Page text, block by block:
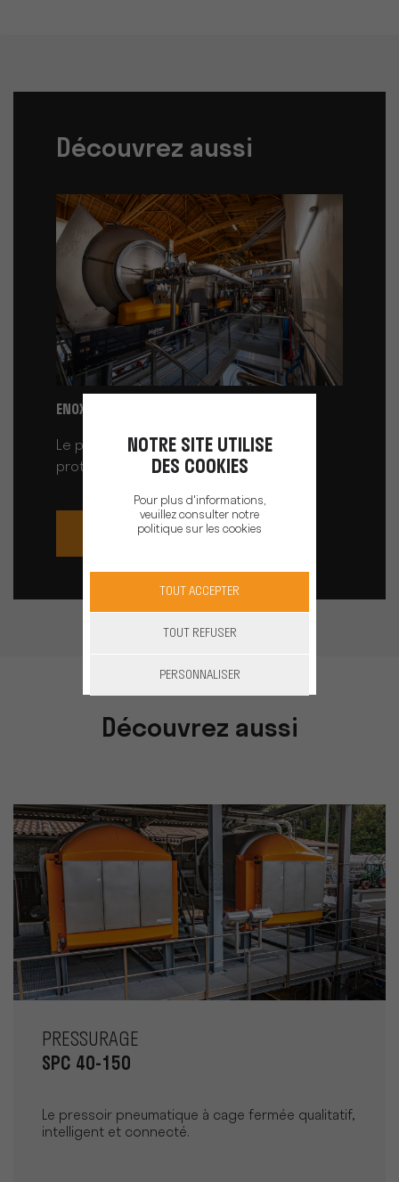
Découvrez aussi
ENOXY+
Le pressoir œnologique pour une
protection optimale des moûts
EN SAVOIR PLUS
Découvrez aussi
PRESSURAGE
SPC 40-150
Le pressoir pneumatique à cage fermée qualitatif,
intelligent et connecté.
NOTRE SITE UTILISE
DES COOKIES
Pour plus d'informations,
veuillez consulter notre
politique sur les cookies
TOUT ACCEPTER
TOUT REFUSER
PERSONNALISER